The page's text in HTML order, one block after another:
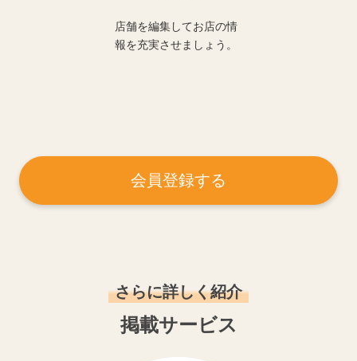
店舗を編集してお店の情
報を充実させましょう。
会員登録する
さらに詳しく紹介
掲載サービス